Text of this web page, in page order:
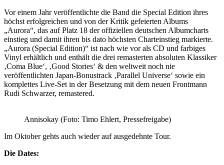
Vor einem Jahr veröffentlichte die Band die Special Edition ihres
höchst erfolgreichen und von der Kritik gefeierten Albums
„Aurora“, das auf Platz 18 der offiziellen deutschen Albumcharts
einstieg und damit ihren bis dato höchsten Charteinstieg markierte.
„Aurora (Special Edition)“ ist nach wie vor als CD und farbiges
Vinyl erhältlich und enthält die drei remasterten absoluten Klassiker
‚Coma Blue‘, ‚Good Stories‘ & den weltweit noch nie
veröffentlichten Japan-Bonustrack ‚Parallel Universe‘ sowie ein
komplettes Live-Set in der Besetzung mit dem neuen Frontmann
Rudi Schwarzer, remastered.
Annisokay (Foto: Timo Ehlert, Pressefreigabe)
Im Oktober gehts auch wieder auf ausgedehnte Tour.
Die Dates: